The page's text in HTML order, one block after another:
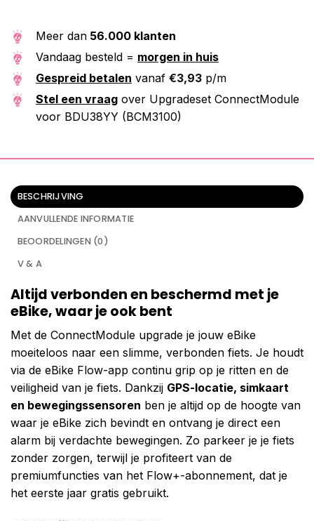
Meer dan 56.000 klanten
Vandaag besteld = morgen in huis
Gespreid betalen vanaf €3,93 p/m
Stel een vraag over Upgradeset ConnectModule
voor BDU38YY (BCM3100)
BESCHRIJVING
AANVULLENDE INFORMATIE
BEOORDELINGEN (0)
V & A
Altijd verbonden en beschermd met je
eBike, waar je ook bent
Met de ConnectModule upgrade je jouw eBike
moeiteloos naar een slimme, verbonden fiets. Je houdt
via de eBike Flow-app continu grip op je ritten en de
veiligheid van je fiets. Dankzij GPS-locatie, simkaart
en bewegingssensoren ben je altijd op de hoogte van
waar je eBike zich bevindt en ontvang je direct een
alarm bij verdachte bewegingen. Zo parkeer je je fiets
zonder zorgen, terwijl je profiteert van de
premiumfuncties van het Flow+-abonnement, dat je
het eerste jaar gratis gebruikt.